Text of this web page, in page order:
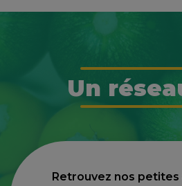
Un
Retrouvez nos petites